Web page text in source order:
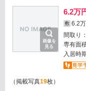
画像を
見る
6.2万
敷 6.2
間取り：
専有面
入居時
（掲載写真19枚）